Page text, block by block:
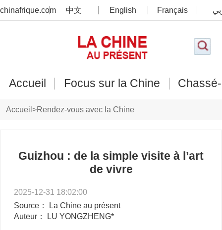
chinafrique.com 中文 English Français
Accueil Focus sur la Chine
Accueil >Rendez-vous avec la Chine
Guizhou : de la simple visite à l’art
de vivre
2025-12-31 18:02:00
Source： La Chine au présent
Auteur： LU YONGZHENG*